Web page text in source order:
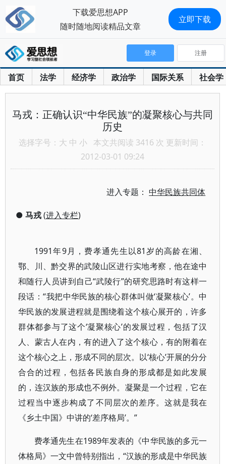
首页 法学 经济学 政治学 国际关系 社会学
登录 注册
马戎：正确认识“中华民族”的凝聚核心与共同
历史
选择字号： 大 中 小 本文共阅读 3416 次 更新时间：
2012-03-01 09:24
进入专题：中华民族共同体
● 马戎(进入专栏)
1991年9月，费孝通先生以81岁的高龄在湘、
鄂、川、黔交界的武陵山区进行实地考察，他在途中
和随行人员讲到自己“武陵行”的研究思路时有这样一
段话：“我把中华民族的核心群体叫做‘凝聚核心’。中
华民族的发展进程就是围绕着这个核心展开的，许多
群体都参与了这个‘凝聚核心’的发展过程，包括了汉
人、蒙古人在内，有的进入了这个核心，有的附着在
这个核心之上，形成不同的层次。以‘核心’开展的分分
合合的过程，包括各民族自身的形成都是如此发展
的，连汉族的形成也不例外。凝聚是一个过程，它在
过程当中逐步构成了不同层次的差序。这就是我在
《乡土中国》中讲的‘差序格局’。”
费孝通先生在1989年发表的《中华民族的多元一
体格局》一文中曾特别指出，“汉族的形成是中华民族
下载爱思想APP
随时随地阅读精品文章
立即下载